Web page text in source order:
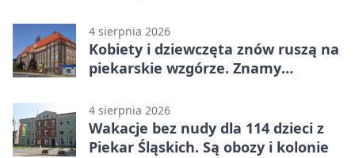
4 sierpnia 2026
Kobiety i dziewczęta znów ruszą na
piekarskie wzgórze. Znamy
4 sierpnia 2026
Wakacje bez nudy dla 114 dzieci z
Piekar Śląskich. Są obozy i kolonie